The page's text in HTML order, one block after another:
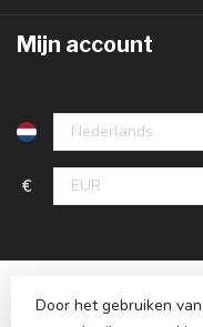
Mijn account
€
Door het gebruiken